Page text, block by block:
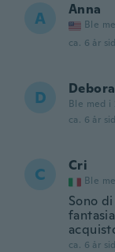
A Anna
Ble
ca. 6 år
D Ble med i
ca. 6 år
C Cri
Ble
Sono
ca. 6 år